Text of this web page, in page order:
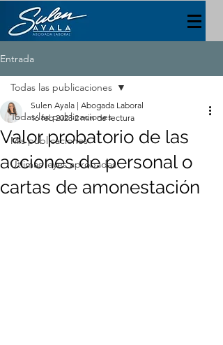
Entrada
Todas las publicaciones
Mis publicaciones
Útlimas leyes aprobadas
Todas las publicaciones
Valor probatorio de las
acciones de personal o
cartas de amonestación
Sulen Ayala | Abogada Laboral
16 feb 2023 2 min de lectura